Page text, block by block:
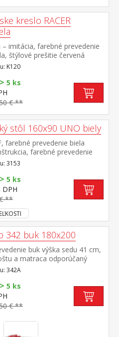
kreslo RACER
imitácia, farebné prevedenie
štýlové prešitie červená
nastaviteľné
mechanizmus, kríž v
farbe výška sedu 44-54 cm
K120
> 5 ks
€ **
stôl 160x90 UNO biely
farebné prevedenie biela
farebné prevedenie
nohy, materiál masív buk
plastové klzáky s
krytkou
3153
> 5 ks
DPH
**
342 buk 180x200
buk výška sedu 41 cm,
a matraca odporúčaný
180 × 200 cm alebo 2 kusy
a rošt R4 k dvojlôžku možné
priestor 147A
342A
> 5 ks
€ **